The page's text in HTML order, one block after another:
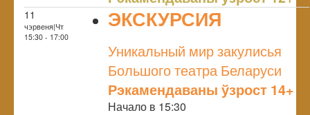
11
чэрвеня|Чт
15:30 - 17:00
ЭКСКУРСИЯ
Уникальный мир закулисья
Большого театра Беларуси
Рэкамендаваны ўзрост 14+
Начало в 15:30